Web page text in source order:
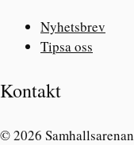
Nyhetsbrev
Tipsa oss
Kontakt
© 2026 Samhallsarenan